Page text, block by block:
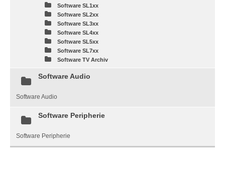
Software SL1xx
Software SL2xx
Software SL3xx
Software SL4xx
Software SL5xx
Software SL7xx
Software TV Archiv
Software Audio
Software Audio
Software Peripherie
Software Peripherie